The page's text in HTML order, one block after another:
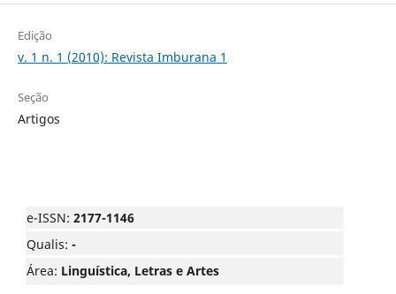
Edição
v. 1 n. 1 (2010): Revista Imburana 1
Seção
Artigos
e-ISSN: 2177-1146
Qualis: -
Área: Linguística, Letras e Artes